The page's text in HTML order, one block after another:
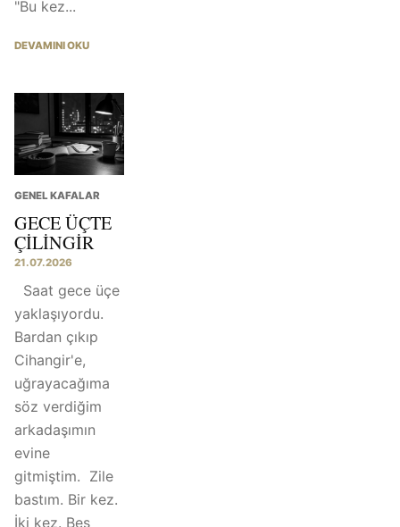
"Bu kez...
DEVAMINI OKU
GENEL KAFALAR
GECE ÜÇTE
ÇILINGIR
21.07.2026
Saat gece üçe
yaklaşıyordu.
Bardan çıkıp
Cihangir'e,
uğrayacağıma
söz verdiğim
arkadaşımın
evine
gitmiştim. Zile
bastım. Bir kez.
İki kez. Beş